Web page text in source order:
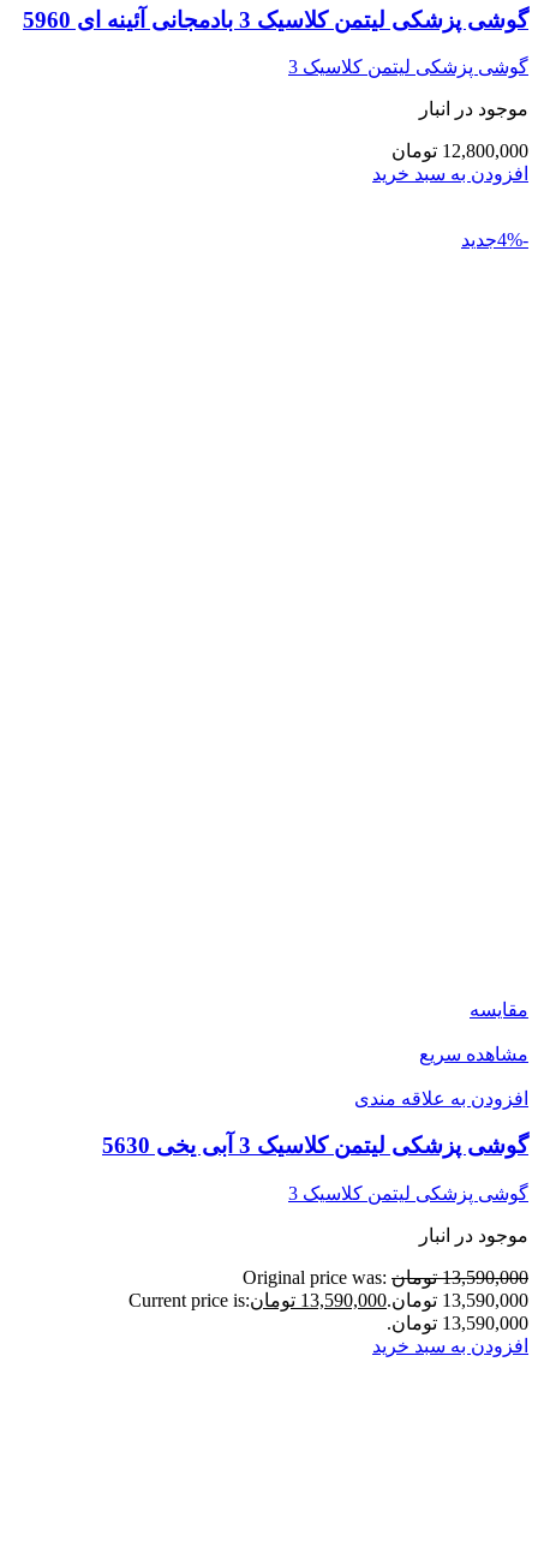
گوشی پزشکی لیتمن کلاسیک 3 بادمجانی آئینه ای 5960
گوشی پزشکی لیتمن کلاسیک 3
موجود در انبار
12,800,000 تومان
افزودن به سبد خرید
-4%جدید
مقایسه
مشاهده سریع
افزودن به علاقه مندی
گوشی پزشکی لیتمن کلاسیک 3 آبی یخی 5630
گوشی پزشکی لیتمن کلاسیک 3
موجود در انبار
13,590,000 تومان
Original price was:
13,590,000 تومان.
13,590,000 تومان
Current price is:
13,590,000 تومان.
افزودن به سبد خرید